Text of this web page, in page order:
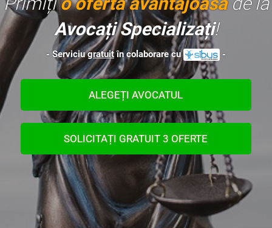
Avocați Specializați!
- Serviciugratuitîn colaborare cu -
ALEGEȚI AVOCATUL
SOLICITAȚI GRATUIT 3 OFERTE